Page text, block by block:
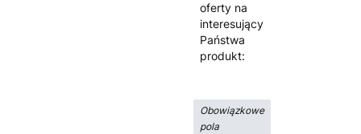
oferty na
interesujący
Państwa
produkt:
Obowiązkowe
pola